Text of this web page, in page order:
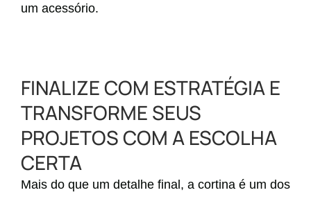
um acessório.
FINALIZE COM ESTRATÉGIA E
TRANSFORME SEUS
PROJETOS COM A ESCOLHA
CERTA
Mais do que um detalhe final, a cortina é um dos